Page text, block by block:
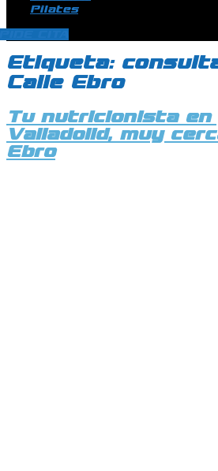
Pilates
Etiqueta:
Calle Ebro
Tu nutricionista en
Valladolid, muy
Ebro